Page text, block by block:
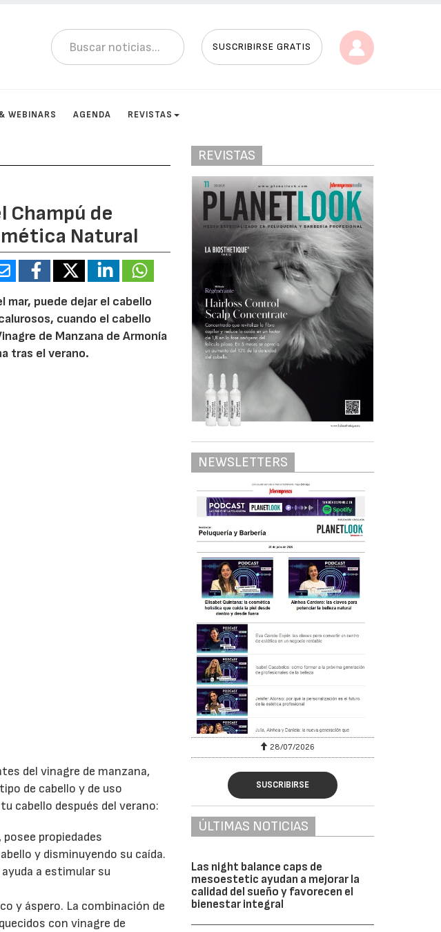
SUSCRIBIRSE GRATIS
WEBINARS AGENDA REVISTAS
Champú de
Natural
mar, puede dejar el cabello
cuando el cabello
de Manzana de Armonía
tras el verano.
del vinagre de manzana,
de cabello y de uso
cabello después del verano:
propiedades
y disminuyendo su caída.
a estimular su
y áspero. La combinación de
con vinagre de
REVISTAS
NEWSLETTERS
28/07/2026
SUSCRIBIRSE
ÚLTIMAS NOTICIAS
Las night balance caps de
mesoestetic ayudan a mejorar la
calidad del sueño y favorecen el
bienestar integral